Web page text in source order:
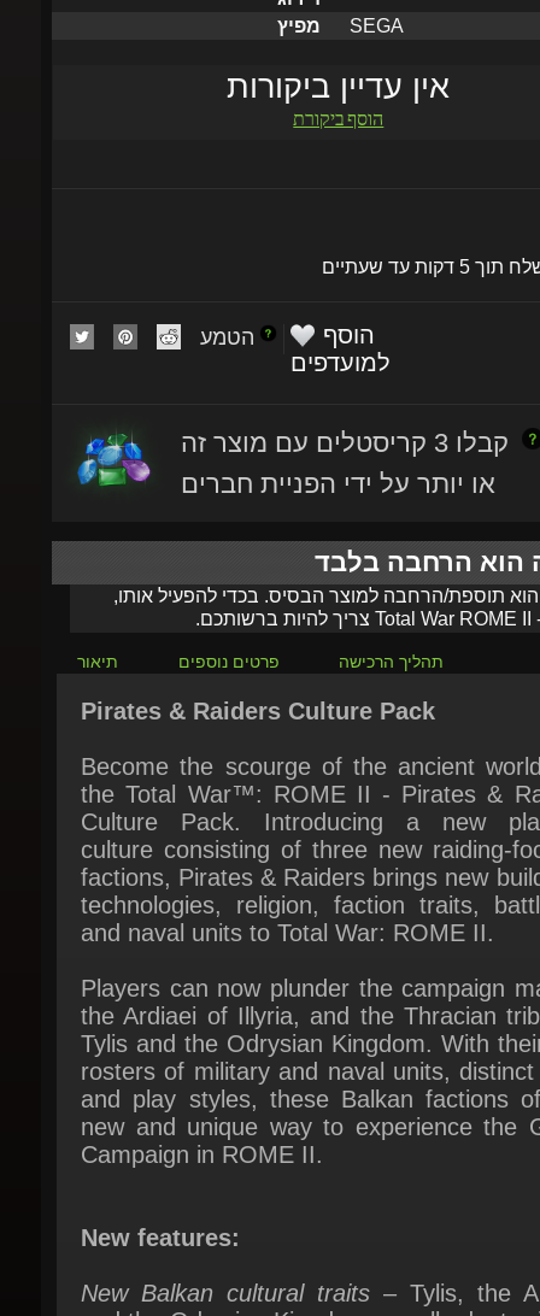
אין עדיין ביקורות
הוסף ביקורת
למועדפים
או יותר על ידי הפניית חברים
הוא תוספת/הרחבה למוצר הבסיס. בכדי להפעיל אותו,
Total War ROME IIצריך להיות ברשותכם.
פרטים נוספים תהליך הרכישה
Pirates & Raiders Culture Pack
Become the scourge of the ancient world
Culture Pack. Introducing a new
culture consisting of three new raiding-
factions, Pirates & Raiders brings new
technologies, religion, faction traits,
and naval units to Total War: ROME II.
Players can now plunder the campaign
Tylis and the Odrysian Kingdom. With their
rosters of military and naval units, distinct
and play styles, these Balkan factions
new and unique way to experience the
Campaign in ROME II.
New features:
New Balkan cultural traits
snatching wealth from under the noses